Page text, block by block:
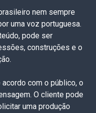
nem sempre
uma voz portuguesa.
pode ser
construções e o
com o público, o
O cliente pode
uma produção